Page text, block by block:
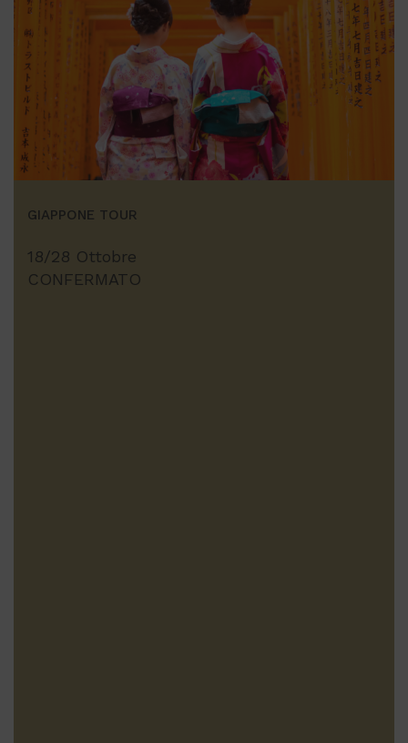
GIAPPONE TOUR
18/28 Ottobre
CONFERMATO